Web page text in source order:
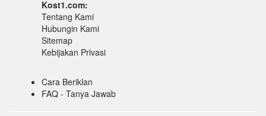
Kost1.com:
Tentang Kami
Hubungin Kami
Sitemap
Kebijakan Privasi
Cara Beriklan
FAQ - Tanya Jawab